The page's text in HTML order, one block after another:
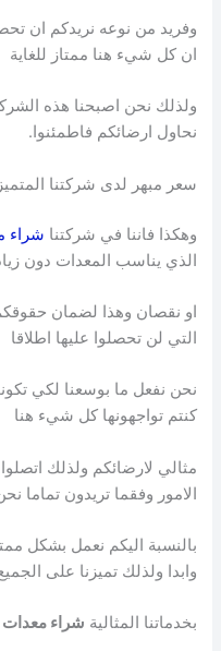
وفريد من نوعه نريدكم ان
ان كل شيء هنا ممتاز للغاية
ولذلك نحن اصبحنا هذه
نحاول ارضائكم فاطمئنوا.
سعر مبهر لدى شركتنا
وهكذا فاننا في شركتنا شراء
الذي يناسب المعدات دون
او نقصان وهذا لضمان حقوقكم
التي لن تحصلوا عليها اطلاقا
نحن نفعل ما بوسعنا لكي
كنتم تواجهونها كل شيء هنا
مثالي لارضائكم ولذلك
الامور وفقما تريدون تماما
بالنسبة اليكم نعمل بشكل
وابدا ولذلك تميزنا على
بخدماتنا المثالية شراء